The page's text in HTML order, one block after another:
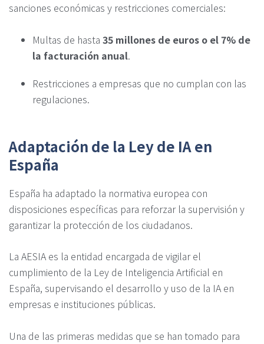
sanciones económicas y restricciones comerciales:
Multas de hasta 35 millones de euros o el 7% de
la facturación anual.
Restricciones a empresas que no cumplan con las
regulaciones.
Adaptación de la Ley de IA en
España
España ha adaptado la normativa europea con
disposiciones específicas para reforzar la supervisión y
garantizar la protección de los ciudadanos.
La AESIA es la entidad encargada de vigilar el
cumplimiento de la Ley de Inteligencia Artificial en
España, supervisando el desarrollo y uso de la IA en
empresas e instituciones públicas.
Una de las primeras medidas que se han tomado para